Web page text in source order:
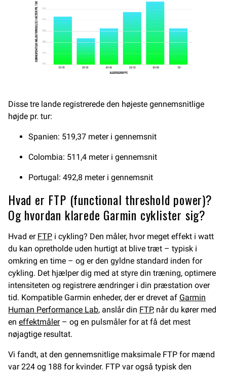
Disse tre lande registrerede den højeste gennemsnitlige
højde pr. tur:
Spanien: 519,37 meter i gennemsnit
Colombia: 511,4 meter i gennemsnit
Portugal: 492,8 meter i gennemsnit
Hvad er FTP (functional threshold power)?
Og hvordan klarede Garmin cyklister sig?
Hvad er FTP i cykling? Den måler, hvor meget effekt i watt
du kan opretholde uden hurtigt at blive træt – typisk i
omkring en time – og er den gyldne standard inden for
cykling. Det hjælper dig med at styre din træning, optimere
intensiteten og registrere ændringer i din præstation over
tid. Kompatible Garmin enheder, der er drevet af Garmin
Human Performance Lab, anslår din FTP, når du kører med
en effektmåler– og en pulsmåler for at få det mest
nøjagtige resultat.
Vi fandt, at den gennemsnitlige maksimale FTP for mænd
var 224 og 188 for kvinder. FTP var også typisk den